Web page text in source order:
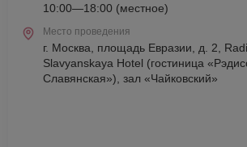
10:00—18:00 (местное)
Место проведения
г. Москва, площадь Евразии, д. 2,
Slavyanskaya Hotel (гостиница
Славянская»), зал «Чайковский»